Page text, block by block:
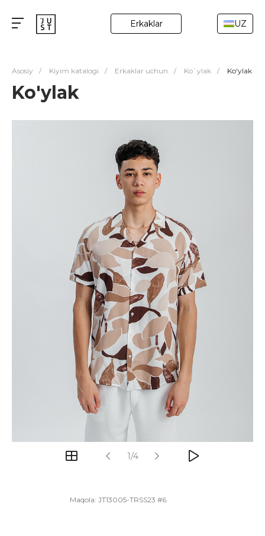
Erkaklar UZ
Asosiy / Kiyim katalogi / Erkaklar uchun / Ko`ylak / Ko'ylak
Ko'ylak
1/4
Maqola: JT13005-TRSS23 #6